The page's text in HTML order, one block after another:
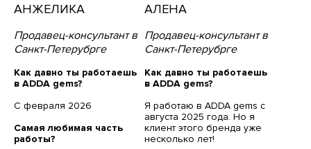
АНЖЕЛИКА
Продавец-консультант в
Санкт-Петерубрге
Как давно ты работаешь
в ADDA gems?
С февраля 2026
Самая любимая часть
работы?
АЛЕНА
Продавец-консультант в
Санкт-Петерубрге
Как давно ты работаешь
в ADDA gems?
⁠Я работаю в ADDA gems с
августа 2025 года. Но я
клиент этого бренда уже
несколько лет!